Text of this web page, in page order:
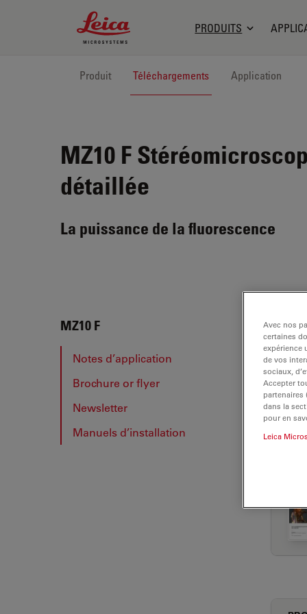
Leica Microsystems Logo
PRODUITS
Produit Téléchargements Application
MZ10 F
détaillée
La puissance de la fluorescence
MZ10 F
Notes d’application
Brochure or flyer
Newsletter
Manuels d’installation
Avec nos
certaines
expérience
de vos
sociaux,
Accepter
partenaires
dans la
pour en
Leica